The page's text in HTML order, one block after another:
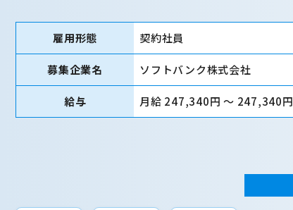
雇用形態 契約社員
募集企業名 ソフトバンク株式会社
給与 月給 247,340円 〜 247,340円